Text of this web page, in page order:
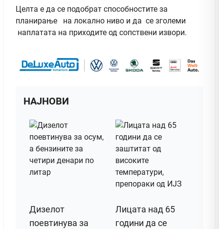
Целта е да се подобрат способностите за
планирање на локално ниво и да се зголеми
наплатата на приходите од сопствени извори.
НАЈНОВИ
Дизелот
поeвтинува за
Лицата над 65
години да се